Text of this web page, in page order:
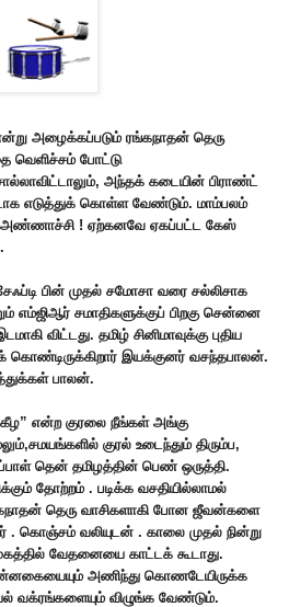
அழைக்கப்படும் ரங்கநாதன் தெரு
வெளிச்சம் போட்டு
அந்தக் கடையின் பிராண்ட்
எடுத்துக் கொள்ள வேண்டும். மாம்பலம்
! ஏற்கனவே ஏகப்பட்ட கேஸ்
பின் முதல் சமோசா வரை சல்லிசாக
எம்ஜிஆர் சமாதிகளுக்குப் பிறகு சென்னை
விட்டது. தமிழ் சினிமாவுக்கு புதிய
இயக்குனர் வசந்தபாலன்.
பாலன்.
கீழ” என்ற குரலை நீங்கள் அங்கு
குரல் உடைந்தும் திரும்ப,
தென் தமிழத்தின் பெண் ஒருத்தி.
தோற்றம் . படிக்க வசதியில்லாமல்
தெரு வாசிகளாகி போன ஜீவன்களை
. கொஞ்சம் வலியுடன் . காலை முதல் நின்று
வேதனையை காட்டக் கூடாது.
அணிந்து கொணடேயிருக்க
வக்ரங்களையும் விழுங்க வேண்டும்.